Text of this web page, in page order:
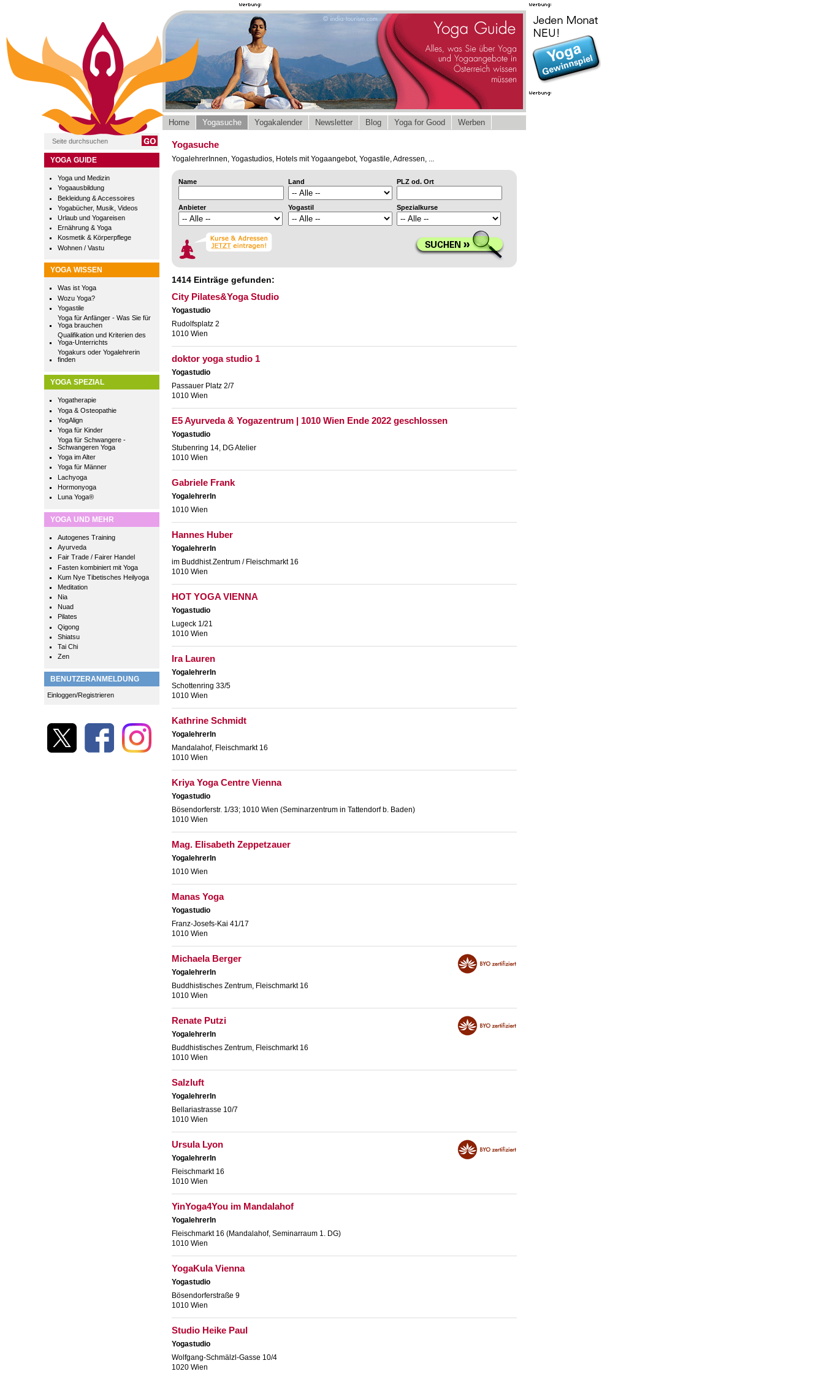
YOGA GUIDE
Yoga und Medizin
Yogaausbildung
Bekleidung & Accessoires
Yogabücher, Musik, Videos
Urlaub und Yogareisen
Ernährung & Yoga
Kosmetik & Körperpflege
Wohnen / Vastu
YOGA WISSEN
Was ist Yoga
Wozu Yoga?
Yogastile
Yoga für Anfänger - Was Sie für
Yoga brauchen
Qualifikation und Kriterien des
Yoga-Unterrichts
Yogakurs oder Yogalehrerin
finden
YOGA SPEZIAL
Yogatherapie
Yoga & Osteopathie
YogAlign
Yoga für Kinder
Yoga für Schwangere -
Schwangeren Yoga
Yoga im Alter
Yoga für Männer
Lachyoga
Hormonyoga
Luna Yoga®
YOGA UND MEHR
Autogenes Training
Ayurveda
Fair Trade / Fairer Handel
Fasten kombiniert mit Yoga
Kum Nye Tibetisches Heilyoga
Meditation
Nia
Nuad
Pilates
Qigong
Shiatsu
Tai Chi
Zen
BENUTZERANMELDUNG
Einloggen/Registrieren
Home Yogasuche Yogakalender Newsletter Blog Yoga for Good Werben
Yogasuche
YogalehrerInnen, Yogastudios, Hotels mit Yogaangebot, Yogastile, Adressen, ...
Name Land PLZ od. Ort
Anbieter Yogastil Spezialkurse
1414 Einträge gefunden:
City Pilates&Yoga Studio
Yogastudio
Rudolfsplatz 2
1010 Wien
doktor yoga studio 1
Yogastudio
Passauer Platz 2/7
1010 Wien
E5 Ayurveda & Yogazentrum | 1010 Wien Ende 2022 geschlossen
Yogastudio
Stubenring 14, DG Atelier
1010 Wien
Gabriele Frank
YogalehrerIn
1010 Wien
Hannes Huber
YogalehrerIn
im Buddhist.Zentrum / Fleischmarkt 16
1010 Wien
HOT YOGA VIENNA
Yogastudio
Lugeck 1/21
1010 Wien
Ira Lauren
YogalehrerIn
Schottenring 33/5
1010 Wien
Kathrine Schmidt
YogalehrerIn
Mandalahof, Fleischmarkt 16
1010 Wien
Kriya Yoga Centre Vienna
Yogastudio
Bösendorferstr. 1/33; 1010 Wien (Seminarzentrum in Tattendorf b. Baden)
1010 Wien
Mag. Elisabeth Zeppetzauer
YogalehrerIn
1010 Wien
Manas Yoga
Yogastudio
Franz-Josefs-Kai 41/17
1010 Wien
Michaela Berger
YogalehrerIn
Buddhistisches Zentrum, Fleischmarkt 16
1010 Wien
Renate Putzi
YogalehrerIn
Buddhistisches Zentrum, Fleischmarkt 16
1010 Wien
Salzluft
YogalehrerIn
Bellariastrasse 10/7
1010 Wien
Ursula Lyon
YogalehrerIn
Fleischmarkt 16
1010 Wien
YinYoga4You im Mandalahof
YogalehrerIn
Fleischmarkt 16 (Mandalahof, Seminarraum 1. DG)
1010 Wien
YogaKula Vienna
Yogastudio
Bösendorferstraße 9
1010 Wien
Studio Heike Paul
Yogastudio
Wolfgang-Schmälzl-Gasse 10/4
1020 Wien